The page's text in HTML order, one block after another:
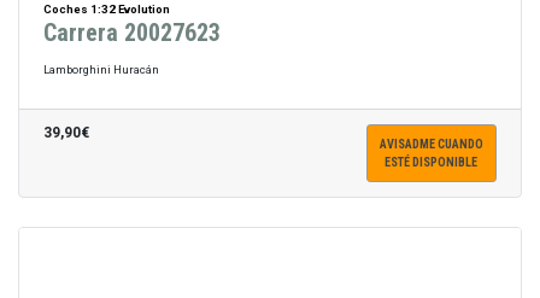
Coches 1:32 Evolution
Carrera 20027623
Lamborghini Huracán
39,90€
AVISADME CUANDO
ESTÉ DISPONIBLE